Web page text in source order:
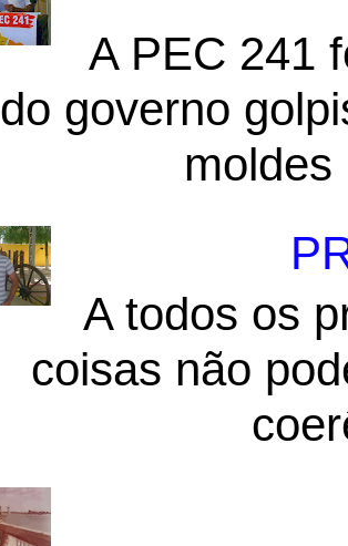
A PEC 241
do governo
A todos os
coisas não